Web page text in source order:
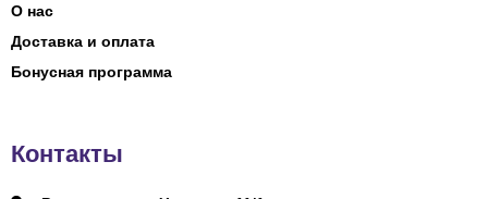
О нас
Доставка и оплата
Бонусная программа
Контакты